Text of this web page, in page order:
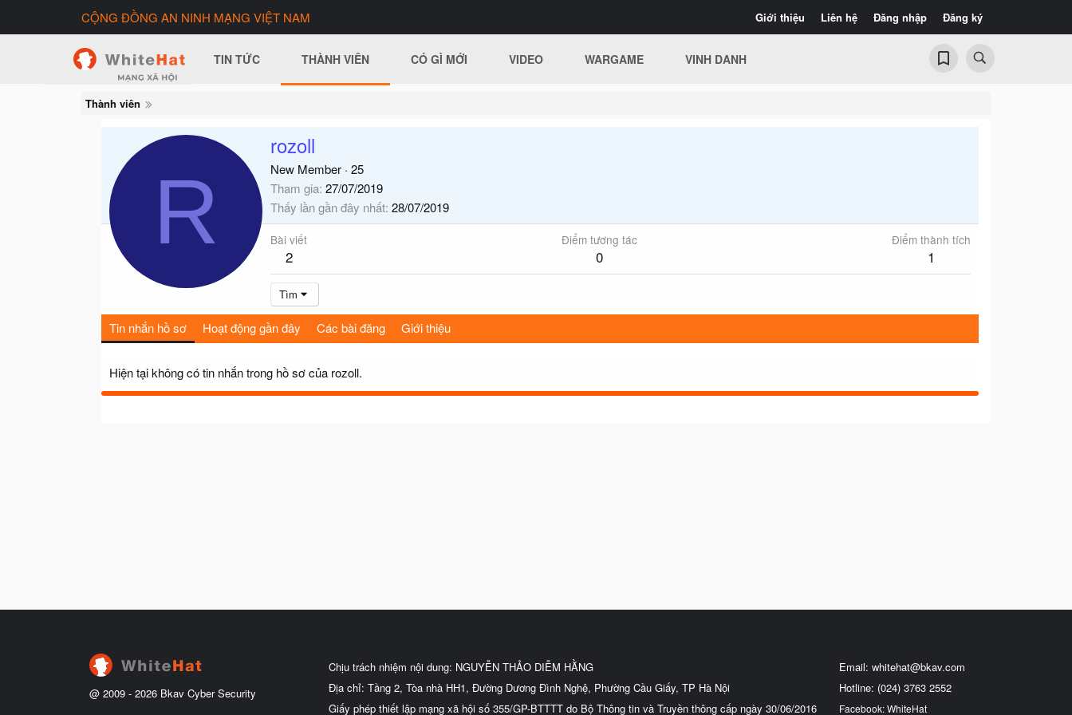
Giới thiệu Liên hệ Đăng nhập Đăng ký
CỘNG ĐỒNG AN NINH MẠNG VIỆT NAM
TIN TỨC THÀNH VIÊN CÓ GÌ MỚI VIDEO WARGAME VINH DANH
Thành viên
R
rozoll
New Member · 25
Tham gia 27/07/2019
Thấy lần gần đây nhất 28/07/2019
Bài viết
2
Điểm tương tác
0
Điểm thành tích
1
Tìm
Tin nhắn hồ sơ Hoạt động gần đây Các bài đăng Giới thiệu
Hiện tại không có tin nhắn trong hồ sơ của rozoll.
@ 2009 - 2026 Bkav Cyber Security
Chịu trách nhiệm nội dung: NGUYỄN THẢO DIỄM HẰNG
Địa chỉ: Tầng 2, Tòa nhà HH1, Đường Dương Đình Nghệ, Phường Cầu Giấy, TP Hà Nội
Giấy phép thiết lập mạng xã hội số 355/GP-BTTTT do Bộ Thông tin và Truyền thông cấp ngày 30/06/2016
Email: whitehat@bkav.com
Hotline: (024) 3763 2552
Facebook: WhiteHat